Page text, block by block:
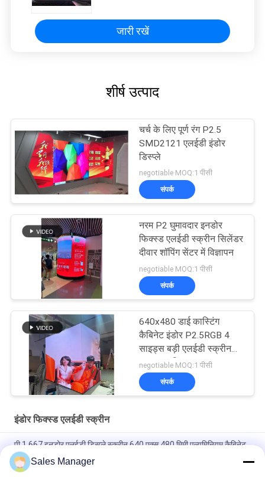
जारी रखें
शीर्ष उत्पाद
चर्च के लिए पूर्ण रंग P2.5
SMD2121 एलईडी इंडोर
डिस्प्ले
negotiable MOQ:1 पीसी
संपर्क
नरम P2 घुमावदार इनडोर
फिक्स्ड एलईडी स्क्रीन सिलेंडर
दीवार शॉपिंग सेंटर में विज्ञापन
negotiable MOQ:1 पीसी
संपर्क
640x480 डाई कास्टिंग
कैबिनेट इंडोर P2.5RGB 4
साइड्स बड़ी एलईडी स्क्रीन
3840hz विज्ञापन
negotiable MOQ:1 पीसी
संपर्क
इंडोर फिक्स्ड एलईडी स्क्रीन
पी 1.667 इनडोर एलईडी डिस्प्ले स्क्रीन 640 एक्स 480 मिमी एल्यूमिनियम कैबिनेट
के साथ
Sales Manager